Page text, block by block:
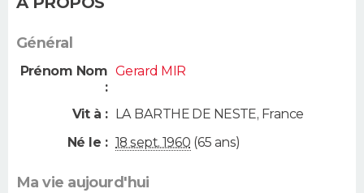
Général
Prénom Nom
:
Gerard MIR
Vit à : LA BARTHE DE NESTE, France
Né le : 18 sept. 1960 (65 ans)
Ma vie aujourd'hui